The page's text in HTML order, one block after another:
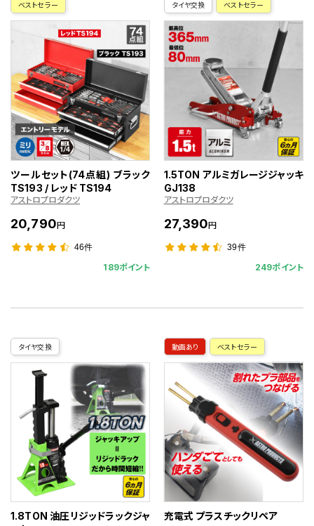
ベストセラー
ツールセット(74点組) ブラック
TS193 / レッド TS194
アストロプロダクツ
20,790円
46件
189ポイント
タイヤ交換 ベストセラー
1.5TON アルミガレージジャッキ
GJ138
アストロプロダクツ
27,390円
39件
249ポイント
タイヤ交換
1.8TON 油圧リジッドラックジャ
動画あり ベストセラー
充電式 プラスチックリペア